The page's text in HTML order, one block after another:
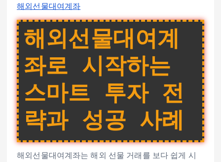
해외선물대여계좌
해외선물대여계
좌로 시작하는
스마트 투자 전
략과 성공 사례
해외선물대여계좌는 해외 선물 거래를 보다 쉽게 시